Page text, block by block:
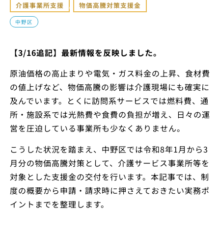
介護事業所支援 , 物価高騰対策支援金
中野区
【3/16追記】最新情報を反映しました。
原油価格の高止まりや電気・ガス料金の上昇、食材費
の値上げなど、物価高騰の影響は介護現場にも確実に
及んでいます。とくに訪問系サービスでは燃料費、通
所・施設系では光熱費や食費の負担が増え、日々の運
営を圧迫している事業所も少なくありません。
こうした状況を踏まえ、中野区では令和8年1月から3
月分の物価高騰対策として、介護サービス事業所等を
対象とした支援金の交付を行います。本記事では、制
度の概要から申請・請求時に押さえておきたい実務ポ
イントまでを整理します。